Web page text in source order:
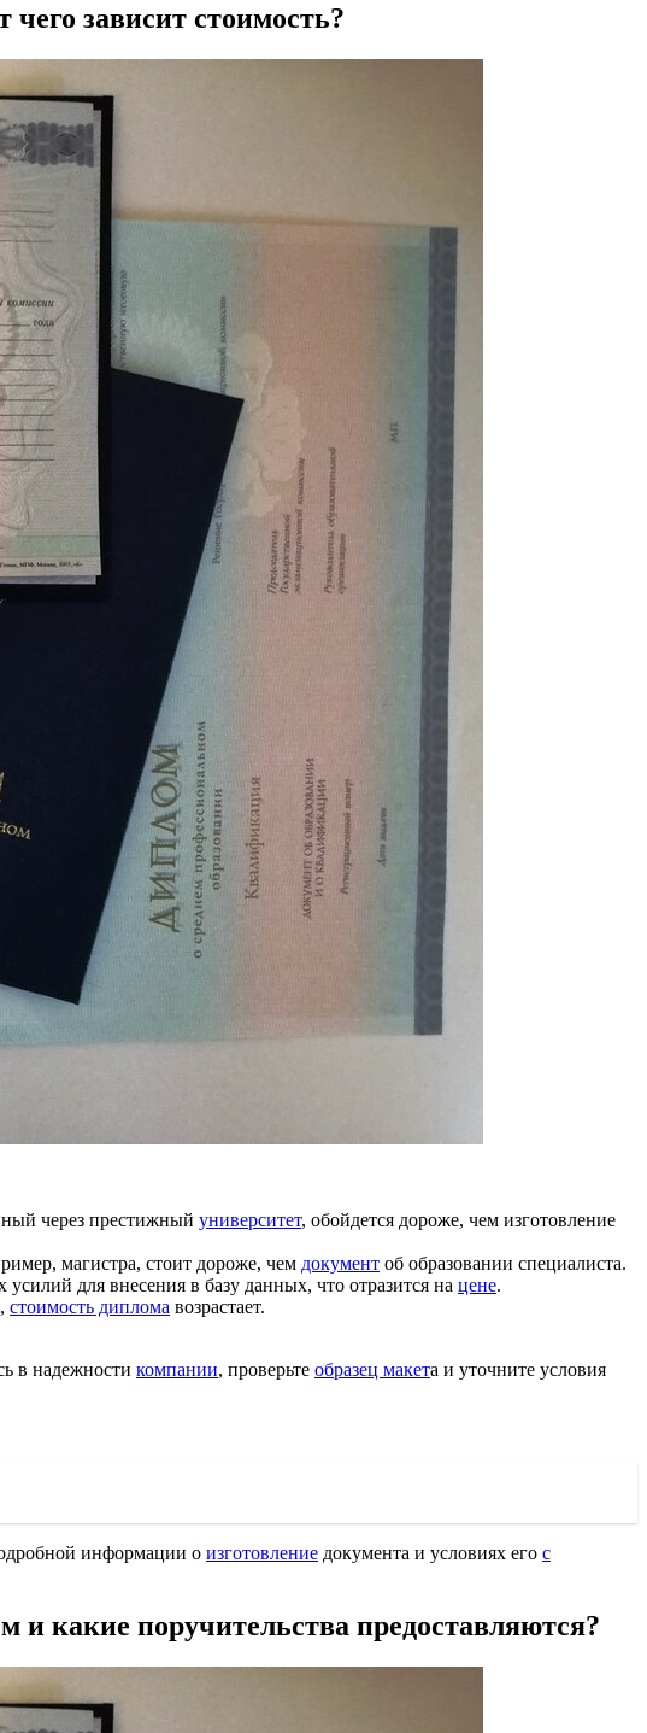
зависит стоимость?
через престижный университет, обойдется дороже, чем изготовление
магистра, стоит дороже, чем документ об образовании специалиста.
для внесения в базу данных, что отразится на цене.
стоимость диплома возрастает.
в надежности компании, проверьте образец макета и уточните условия
информации о изготовление документа и условиях его с
и какие поручительства предоставляются?